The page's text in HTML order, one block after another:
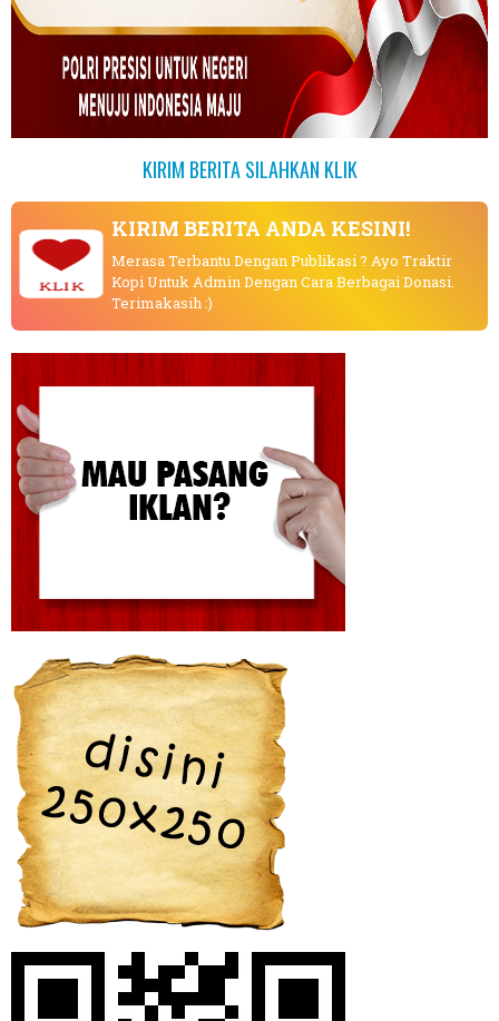
KIRIM BERITA SILAHKAN KLIK
KLIK
KIRIM BERITA ANDA KESINI!
Merasa Terbantu Dengan Publikasi ? Ayo Traktir
Kopi Untuk Admin Dengan Cara Berbagai Donasi.
Terimakasih :)